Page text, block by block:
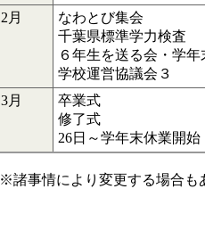
2月
なわとび集会
千葉県標準学力検査
６年生を送る会・学
学校運営協議会３
3月
卒業式
修了式
26日～学年末休業開始
※諸事情により変更する場合も